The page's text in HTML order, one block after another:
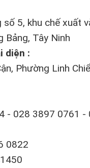
5, khu chế xuất
Bảng, Tây Ninh
diện :
Phường Linh
- 028 3897 0761 -
0822